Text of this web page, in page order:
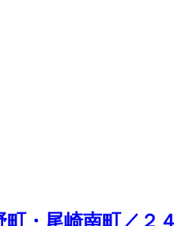
・尾崎南町／２